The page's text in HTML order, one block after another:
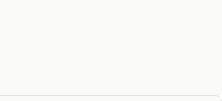
и талантливее), но в любом
какие-то свои оценки.